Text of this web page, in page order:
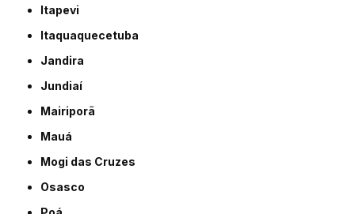
Itapevi
Itaquaquecetuba
Jandira
Jundiaí
Mairiporã
Mauá
Mogi das Cruzes
Osasco